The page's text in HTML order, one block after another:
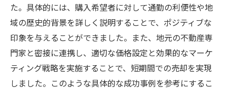
た。具体的には、購入希望者に対して通勤の利便性や地
域の歴史的背景を詳しく説明することで、ポジティブな
印象を与えることができました。また、地元の不動産専
門家と密接に連携し、適切な価格設定と効果的なマーケ
ティング戦略を実施することで、短期間での売却を実現
しました。このような具体的な成功事例を参考にするこ